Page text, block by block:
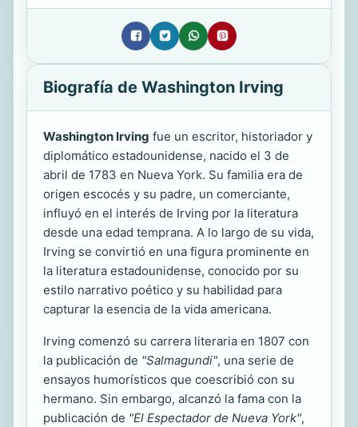
Biografía de Washington Irving
Washington Irving fue un escritor, historiador y
diplomático estadounidense, nacido el 3 de
abril de 1783 en Nueva York. Su familia era de
origen escocés y su padre, un comerciante,
influyó en el interés de Irving por la literatura
desde una edad temprana. A lo largo de su vida,
Irving se convirtió en una figura prominente en
la literatura estadounidense, conocido por su
estilo narrativo poético y su habilidad para
capturar la esencia de la vida americana.
Irving comenzó su carrera literaria en 1807 con
la publicación de "Salmagundi", una serie de
ensayos humorísticos que coescribió con su
hermano. Sin embargo, alcanzó la fama con la
publicación de "El Espectador de Nueva York",